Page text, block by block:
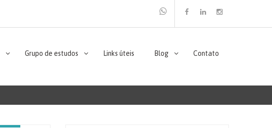
Grupo de estudos Links úteis Blog Contato